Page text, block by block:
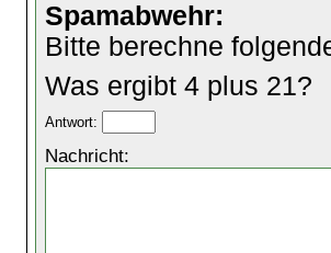
Spamabwehr:
Bitte berechne
Was ergibt 4 plus 21?
Antwort:
Nachricht: